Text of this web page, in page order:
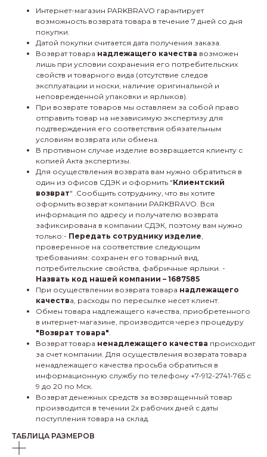
Интернет-магазин PARKBRAVO гарантирует
возможность возврата товара в течение 7 дней со дня
покупки.
Датой покупки считается дата получения заказа.
Возврат товара надлежащего качества возможен
лишь при условии сохранения его потребительских
свойств и товарного вида (отсутствие следов
эксплуатации и носки, наличие оригинальной и
неповрежденной упаковки и ярлыков).
При возврате товаров мы оставляем за собой право
отправить товар на независимую экспертизу для
подтверждения его соответствия обязательным
условиям возврата или обмена.
В противном случае изделие возвращается клиенту с
копией Акта экспертизы.
Для осуществления возврата вам нужно обратиться в
один из офисов СДЭК и оформить "Клиентский
возврат" .Сообщить сотруднику, что вы хотите
оформить возврат компании PARKBRAVO. Вся
информация по адресу и получателю возврата
зафиксирована в компании СДЭК, поэтому вам нужно
только:- Передать сотруднику изделие,
проверенное на соответствие следующим
требованиям: сохранен его товарный вид,
потребительские свойства, фабричные ярлыки. -
Назвать код нашей компании – 1687585
При осуществлении возврата товара надлежащего
качества, расходы по пересылке несет клиент.
Обмен товара надлежащего качества, приобретенного
в интернет-магазине, производится через процедуру
"Возврат товара".
Возврат товара ненадлежащего качества происходит
за счет компании. Для осуществления возврата товара
ненадлежащего качества просьба обратиться в
информационную службу по телефону +7-912-2741-765 с
9 до 20 по Мск.
Возврат денежных средств за возвращенный товар
производится в течении 2х рабочих дней с даты
поступления товара на склад.
ТАБЛИЦА РАЗМЕРОВ